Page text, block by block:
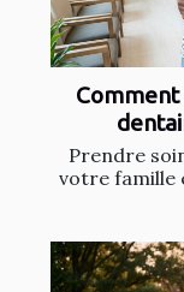
Comment
Prendre
votre famille